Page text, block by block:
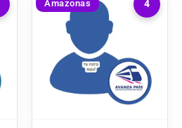
4
Amazonas